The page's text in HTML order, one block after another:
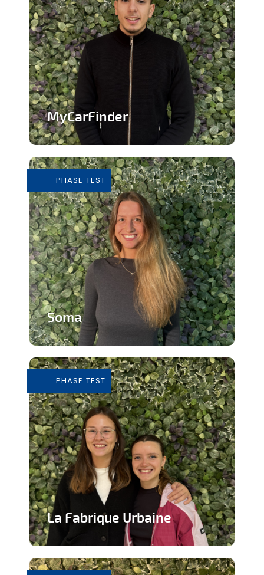
MyCarFinder
d'occasion
En savoir plus
PHASE TEST
Soma
immersive
En savoir plus
PHASE TEST
La Fabrique Urbaine
outils pour consommer de façon...